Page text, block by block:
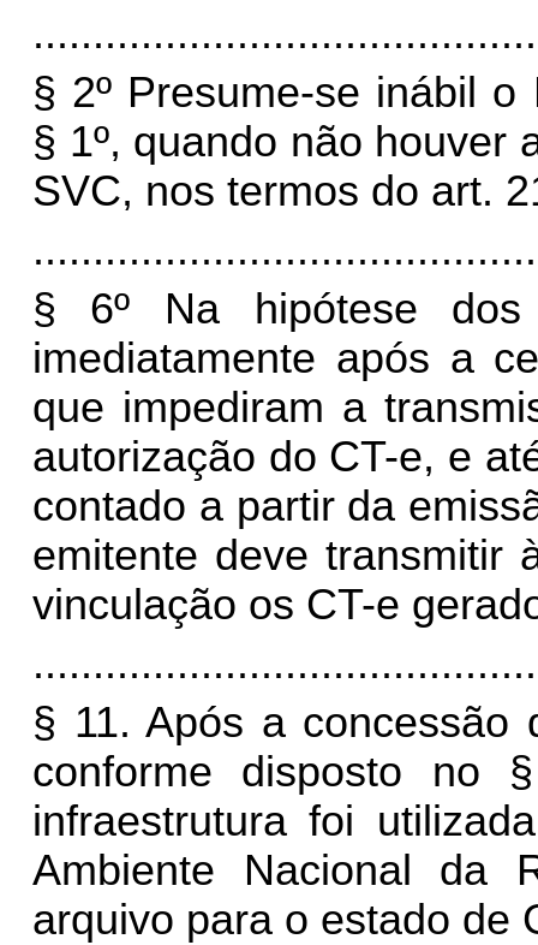
§ 2º Presume-se inábil
§ 1º, quando não houver
SVC, nos termos do art.
§ 6º Na hipótese
imediatamente após a
que impediram a
autorização do CT-e, e
contado a partir da
emitente deve transmitir
vinculação os CT-e
§ 11. Após a concessão
conforme disposto no
infraestrutura foi
Ambiente Nacional da
arquivo para o estado de